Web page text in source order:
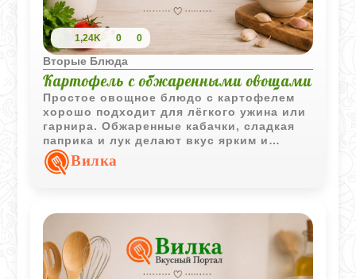
1,24K 0 0
Вторые Блюда
Картофель с обжаренными овощами
Простое овощное блюдо с картофелем
хорошо подходит для лёгкого ужина или
гарнира. Обжаренные кабачки, сладкая
паприка и лук делают вкус ярким и
домашним.
Вилка